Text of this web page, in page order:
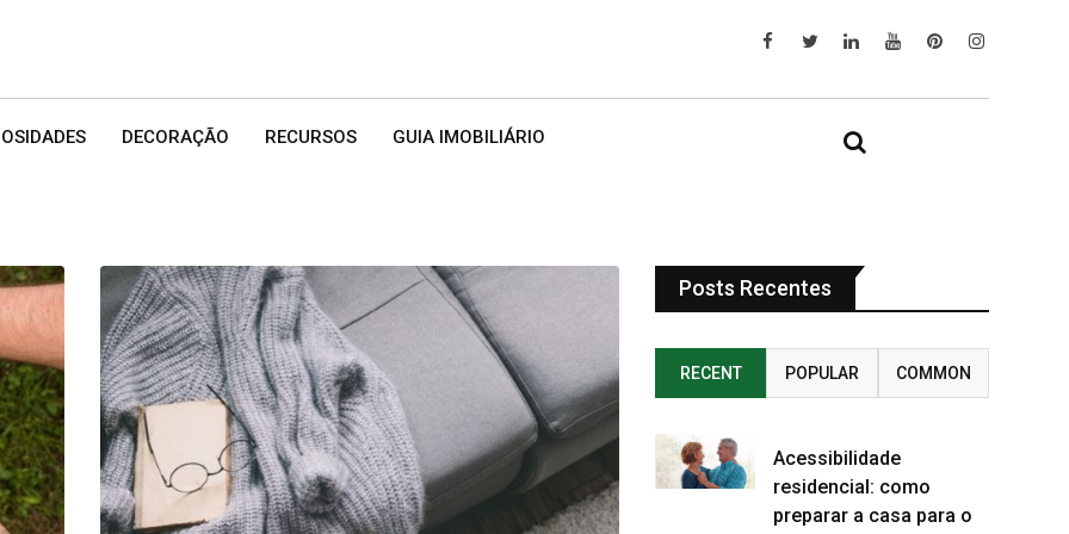
DECORAÇÃO RECURSOS GUIA IMOBILIÁRIO
Posts Recentes
RECENT POPULAR COMMON
Acessibilidade
residencial: como
preparar a casa para o